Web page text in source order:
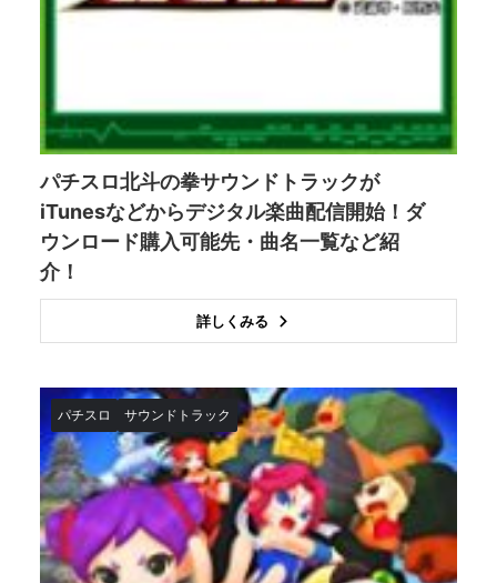
パチスロ北斗の拳サウンドトラックが
iTunesなどからデジタル楽曲配信開始！ダ
ウンロード購入可能先・曲名一覧など紹
介！
詳しくみる
パチスロ サウンドトラック